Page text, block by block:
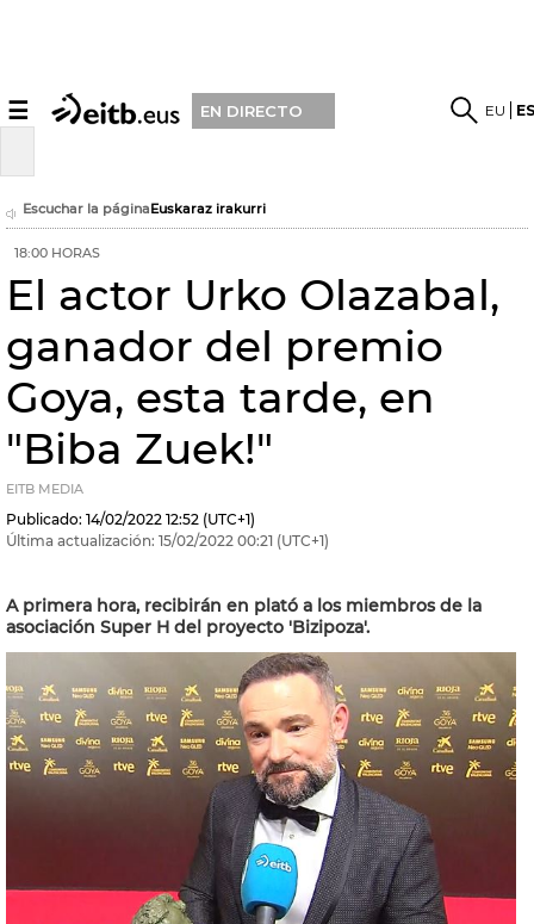
☰ EN DIRECTO EU
Escuchar la páginaEuskaraz irakurri
18:00 HORAS
El actor Urko Olazabal,
ganador del premio
Goya, esta tarde, en
"Biba Zuek!"
EITB MEDIA
Publicado: 14/02/2022 12:52 (UTC+1)
Última actualización: 15/02/2022 00:21 (UTC+1)
A primera hora, recibirán en plató a los miembros de la
asociación Super H del proyecto 'Bizipoza'.